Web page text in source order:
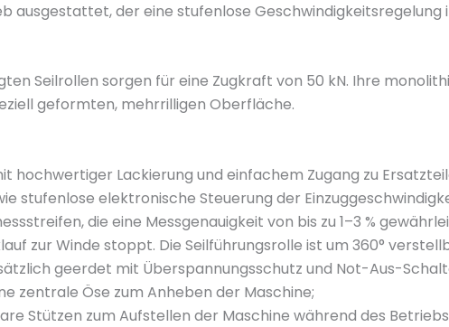
5
U
5
M
ausgestattet, der eine stufenlose
Seilrollen sorgen für eine Zugkraft von 50 kN. Ihre
geformten, mehrrilligen Oberfläche.
hochwertiger Lackierung und einfachem Zugang zu
stufenlose elektronische Steuerung der
die eine Messgenauigkeit von bis zu 1–3 %
zur Winde stoppt. Die Seilführungsrolle ist um 360°
geerdet mit Überspannungsschutz und Not-Aus-
zentrale Öse zum Anheben der Maschine;
Stützen zum Aufstellen der Maschine während des